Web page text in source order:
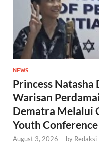
NEWS
Princess
Warisan
Dematra Melalui
Youth Conference
August 3, 2026 - by Redaksi